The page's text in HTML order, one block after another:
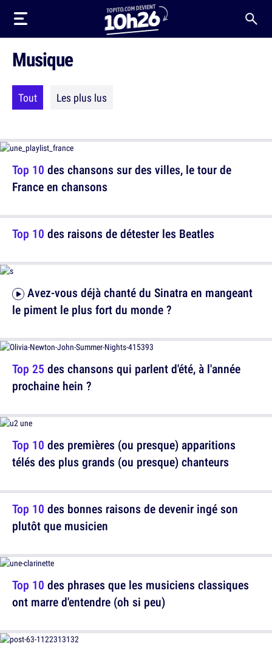
Musique
Tout Les plus lus
Top 10 des chansons sur des villes, le tour de
France en chansons
Top 25 des chansons qui parlent d'été, à l'année
prochaine hein ?
Top 10 des bonnes raisons de devenir ingé son
plutôt que musicien
Top 10 des raisons de détester les Beatles
le piment le plus fort du monde ?
Top 10 des premières (ou presque) apparitions
télés des plus grands (ou presque) chanteurs
Top 10 des phrases que les musiciens classiques
ont marre d'entendre (oh si peu)